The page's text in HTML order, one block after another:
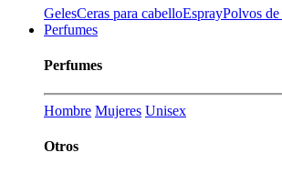
GelesCeras para cabelloEsprayPolvos
Perfumes
Perfumes
Hombre Mujeres Unisex
Otros